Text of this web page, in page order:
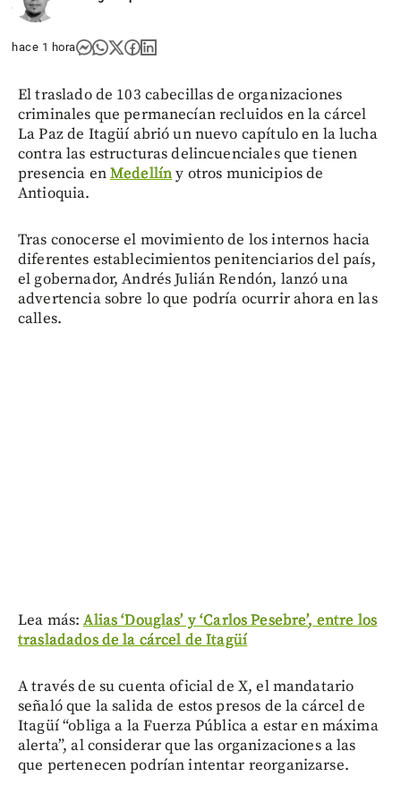
share
hace 1 hora
El traslado de 103 cabecillas de organizaciones
criminales que permanecían recluidos en la cárcel
La Paz de Itagüí abrió un nuevo capítulo en la lucha
contra las estructuras delincuenciales que tienen
presencia enMedellíny otros municipios de
Antioquia.
Tras conocerse el movimiento de los internos hacia
diferentes establecimientos penitenciarios del país,
el gobernador, Andrés Julián Rendón, lanzó una
advertencia sobre lo que podría ocurrir ahora en las
calles.
Lea más:Alias ‘Douglas’ y ‘Carlos Pesebre’, entre los
trasladados de la cárcel de Itagüí
A través de su cuenta oficial de X, el mandatario
señaló que la salida de estos presos de la cárcel de
Itagüí “obliga a la Fuerza Pública a estar en máxima
alerta”, al considerar que las organizaciones a las
que pertenecen podrían intentar reorganizarse.